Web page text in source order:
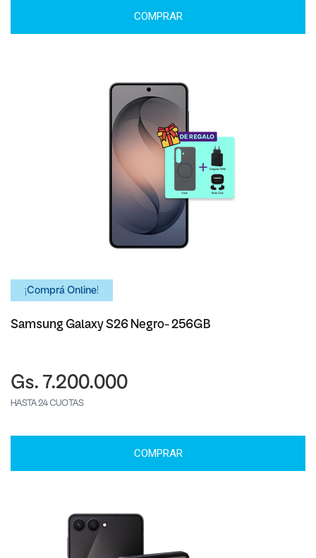
COMPRAR
¡Comprá Online!
Samsung Galaxy S26 Negro- 256GB
Gs. 7.200.000
HASTA 24 CUOTAS
COMPRAR